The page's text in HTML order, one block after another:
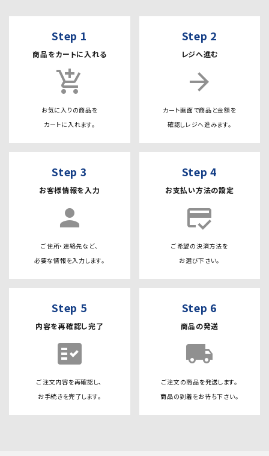
Step 1
商品をカートに入れる
add_shopping_cart
お気に入りの商品を
カートに入れます。
Step 2
レジへ進む
arrow_forward
カート画面で商品と金額を
確認しレジへ進みます。
Step 3
お客様情報を入力
person
ご住所・連絡先など、
必要な情報を入力します。
Step 4
お支払い方法の設定
credit_score
ご希望の決済方法を
お選び下さい。
Step 5
内容を再確認し完了
fact_check
ご注文内容を再確認し、
お手続きを完了します。
Step 6
商品の発送
local_shipping
ご注文の商品を発送します。
商品の到着をお待ち下さい。